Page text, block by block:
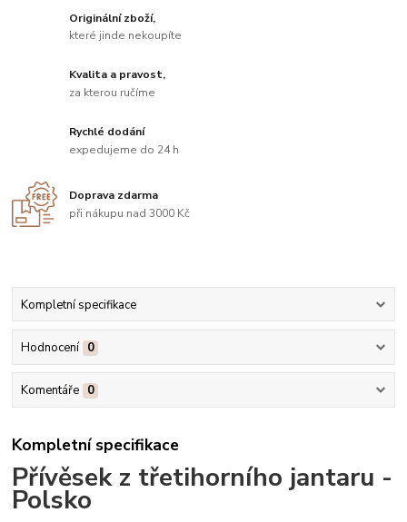
Originální zboží,
které jinde nekoupíte
Kvalita a pravost,
za kterou ručíme
Rychlé dodání
expedujeme do 24 h
Doprava zdarma
při nákupu nad 3000 Kč
Kompletní specifikace
Hodnocení 0
Komentáře 0
Kompletní specifikace
Přívěsek z třetihorního jantaru -
Polsko